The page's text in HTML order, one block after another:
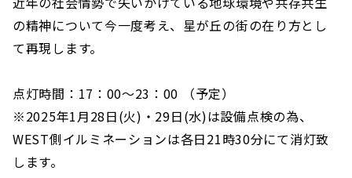
の精神について今一度考え、星が丘の街の在り方とし
て再現します。
点灯時間：17：00〜23：00 （予定）
※2025年1月28日(火)・29日(水)は設備点検の為、
WEST側イルミネーションは各日21時30分にて消灯致
します。